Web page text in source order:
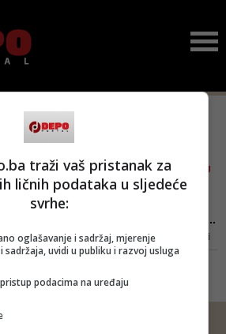
gavrić
ZATVORA BRZO SE VRAĆAJU
IZA REŠETAKA
Mladić izašao iz zatvora i...
Prvi put sam osuđen na godinu i
po zatvora. Dobio sam tri i po
dana do isteka uvjetne kada sam
ponovo silovao. Sad imam još 44
traži vaš pristanak za
ličnih podataka u sljedeće
svrhe:
oglašavanje i sadržaj, mjerenje
sadržaja, uvidi u publiku i razvoj usluga
podacima na uređaju